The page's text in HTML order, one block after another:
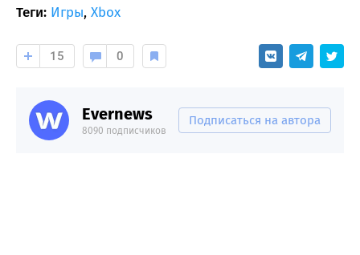
Теги: Игры, Xbox
15 0
Evernews
8090 подписчиков
Подписаться на автора